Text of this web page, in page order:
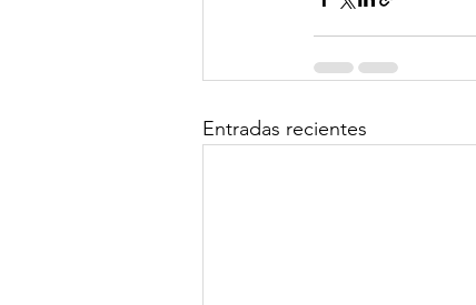
Entradas recientes